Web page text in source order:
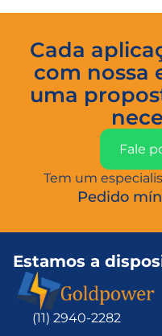
Cada
com nossa
uma
Fale
Tem um
Pedido
Estamos a
(11) 2940-2282